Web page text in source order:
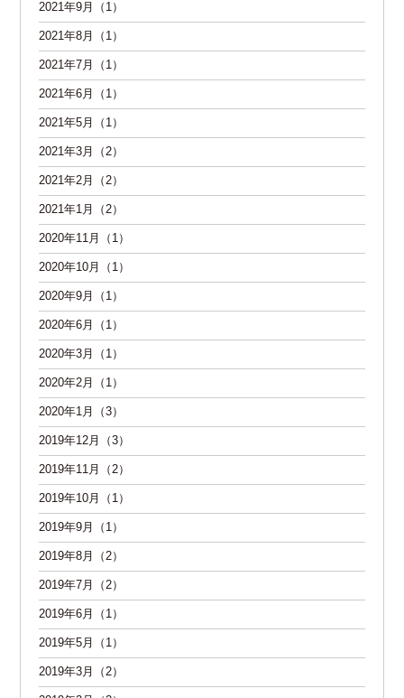
2021年9月（1）
2021年8月（1）
2021年7月（1）
2021年6月（1）
2021年5月（1）
2021年3月（2）
2021年2月（2）
2021年1月（2）
2020年11月（1）
2020年10月（1）
2020年9月（1）
2020年6月（1）
2020年3月（1）
2020年2月（1）
2020年1月（3）
2019年12月（3）
2019年11月（2）
2019年10月（1）
2019年9月（1）
2019年8月（2）
2019年7月（2）
2019年6月（1）
2019年5月（1）
2019年3月（2）